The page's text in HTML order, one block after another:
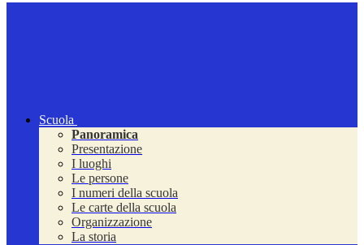
Scuola
Panoramica
Presentazione
I luoghi
Le persone
I numeri della scuola
Le carte della scuola
Organizzazione
La storia